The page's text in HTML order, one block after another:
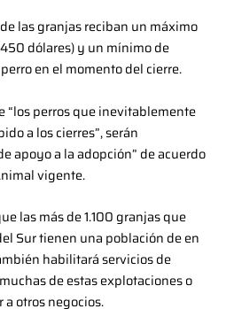
las granjas reciban un máximo
dólares) y un mínimo de
en el momento del cierre.
“los perros que inevitablemente
a los cierres”, serán
apoyo a la adopción” de acuerdo
vigente.
las más de 1.100 granjas que
Sur tienen una población de en
habilitará servicios de
de estas explotaciones o
otros negocios.